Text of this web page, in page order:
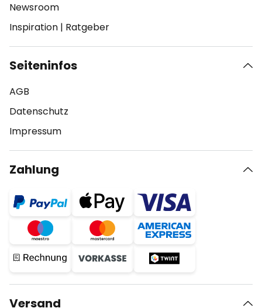
Newsroom
Inspiration | Ratgeber
Seiteninfos
AGB
Datenschutz
Impressum
Zahlung
Versand